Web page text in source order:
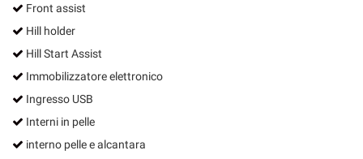
Front assist
Hill holder
Hill Start Assist
Immobilizzatore elettronico
Ingresso USB
Interni in pelle
interno pelle e alcantara